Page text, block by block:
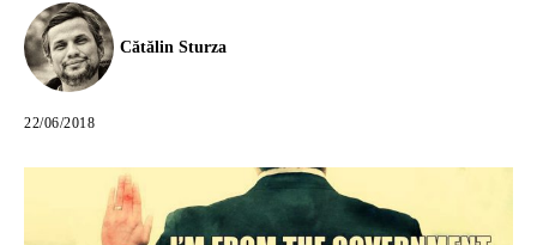
Cătălin Sturza
22/06/2018